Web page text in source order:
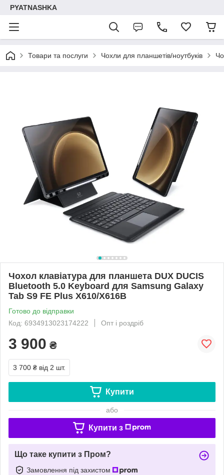
PYATNASHKA
Товари та послуги Чохли для планшетів/ноутбуків
Чохол клавіатура для планшета DUX DUCIS
Bluetooth 5.0 Keyboard для Samsung Galaxy
Tab S9 FE Plus X610/X616B
Готово до відправки
Код: 6934913023174222
Опт і роздріб
3 900 ₴
3 700 ₴ від 2 шт.
Купити
або
Купити з
Що таке купити з Пром?
Замовлення під захистом